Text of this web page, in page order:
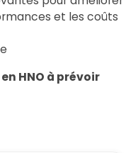
et les coûts
HNO à prévoir